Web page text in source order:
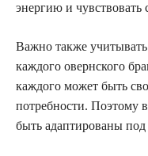
энергию и чувствовать
Важно также
каждого овернского
каждого может быть
потребности. Поэтому
быть адаптированы